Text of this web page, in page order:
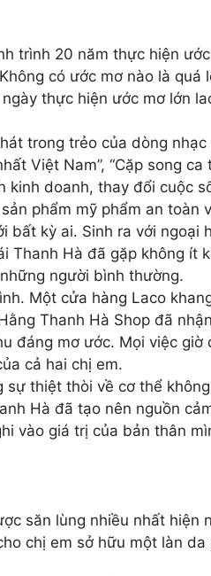
trình 20 năm thực hiện
có ước mơ nào là
thực hiện ước mơ lớn
trong trẻo của dòng
Việt Nam”, “Cặp song
kinh doanh, thay đổi cuộc
phẩm mỹ phẩm an
bất kỳ ai. Sinh ra với
Thanh Hà đã gặp không
người bình thường.
Một cửa hàng Laco
Thanh Hà Shop đã
đáng mơ ước. Mọi việc
cả hai chị em.
sự thiệt thòi về cơ thể
Hà đã tạo nên nguồn
vào giá trị của bản thân
săn lùng nhiều nhất hiện
chị em sở hữu một làn